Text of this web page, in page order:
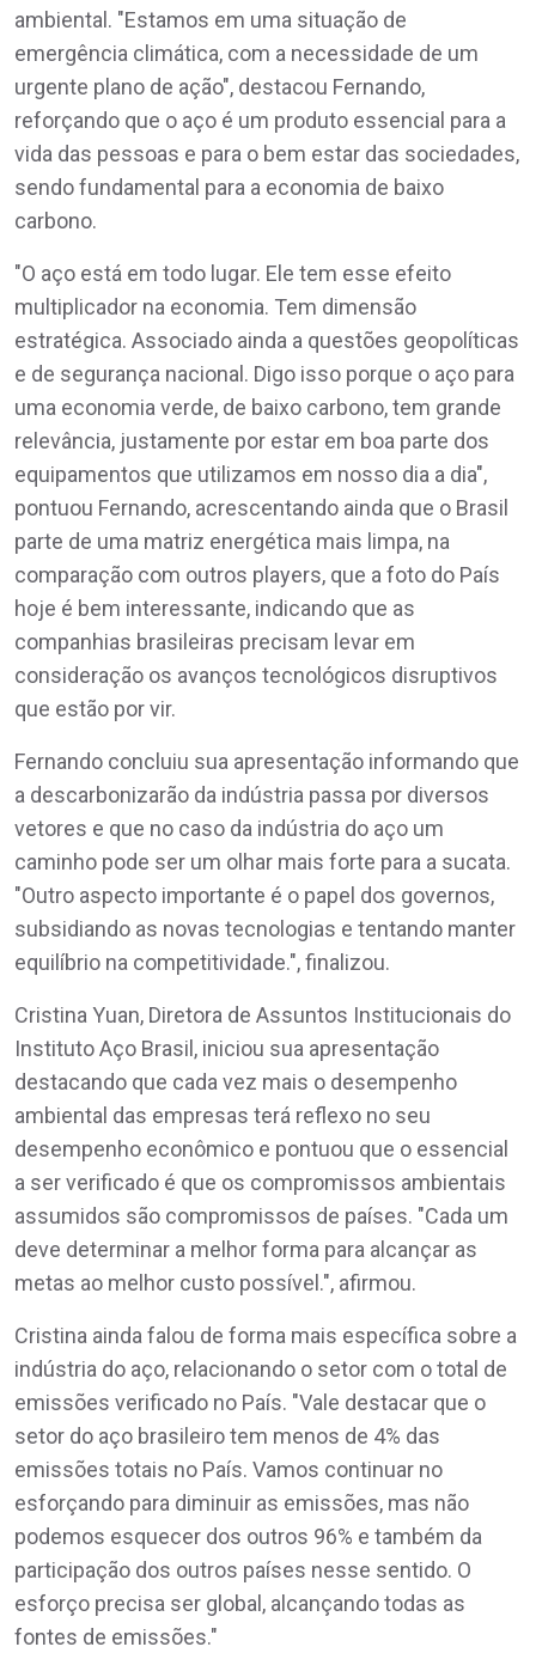
ambiental. "Estamos em uma situação de
emergência climática, com a necessidade de um
urgente plano de ação", destacou Fernando,
reforçando que o aço é um produto essencial para a
vida das pessoas e para o bem estar das sociedades,
sendo fundamental para a economia de baixo
carbono.
"O aço está em todo lugar. Ele tem esse efeito
multiplicador na economia. Tem dimensão
estratégica. Associado ainda a questões geopolíticas
e de segurança nacional. Digo isso porque o aço para
uma economia verde, de baixo carbono, tem grande
relevância, justamente por estar em boa parte dos
equipamentos que utilizamos em nosso dia a dia",
pontuou Fernando, acrescentando ainda que o Brasil
parte de uma matriz energética mais limpa, na
comparação com outros players, que a foto do País
hoje é bem interessante, indicando que as
companhias brasileiras precisam levar em
consideração os avanços tecnológicos disruptivos
que estão por vir.
Fernando concluiu sua apresentação informando que
a descarbonizarão da indústria passa por diversos
vetores e que no caso da indústria do aço um
caminho pode ser um olhar mais forte para a sucata.
"Outro aspecto importante é o papel dos governos,
subsidiando as novas tecnologias e tentando manter
equilíbrio na competitividade.", finalizou.
Cristina Yuan, Diretora de Assuntos Institucionais do
Instituto Aço Brasil, iniciou sua apresentação
destacando que cada vez mais o desempenho
ambiental das empresas terá reflexo no seu
desempenho econômico e pontuou que o essencial
a ser verificado é que os compromissos ambientais
assumidos são compromissos de países. "Cada um
deve determinar a melhor forma para alcançar as
metas ao melhor custo possível.", afirmou.
Cristina ainda falou de forma mais específica sobre a
indústria do aço, relacionando o setor com o total de
emissões verificado no País. "Vale destacar que o
setor do aço brasileiro tem menos de 4% das
emissões totais no País. Vamos continuar no
esforçando para diminuir as emissões, mas não
podemos esquecer dos outros 96% e também da
participação dos outros países nesse sentido. O
esforço precisa ser global, alcançando todas as
fontes de emissões."